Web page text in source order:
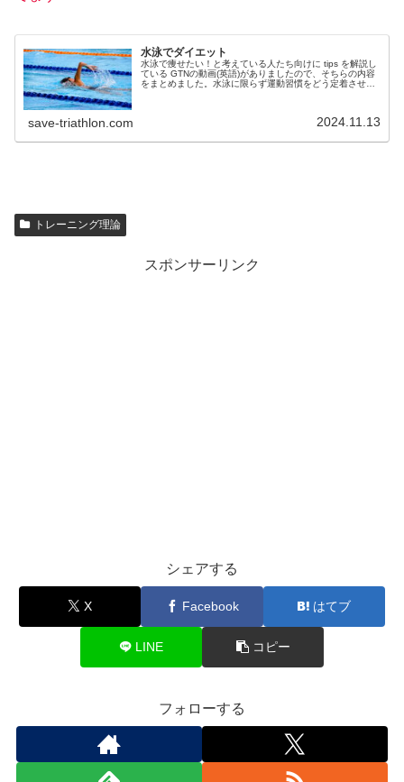
水泳でダイエット
水泳で痩せたい！と考えている人たち向けに tips を解説し
ている GTNの動画(英語)がありましたので、そちらの内容
をまとめました。水泳に限らず運動習慣をどう定着させる
save-triathlon.com 2024.11.13
トレーニング理論
スポンサーリンク
シェアする
X Facebook はてブ
LINE コピー
フォローする